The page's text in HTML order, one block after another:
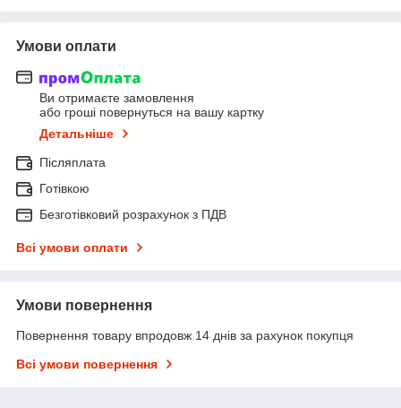
Умови оплати
Ви отримаєте замовлення
або гроші повернуться на вашу картку
Детальніше
Післяплата
Готівкою
Безготівковий розрахунок з ПДВ
Всі умови оплати
Умови повернення
Повернення товару впродовж 14 днів за рахунок покупця
Всі умови повернення